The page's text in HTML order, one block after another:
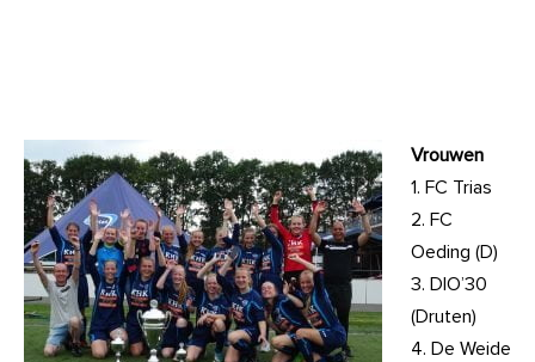
Vrouwen
1. FC Trias
2. FC
Oeding (D)
3. DIO’30
(Druten)
4. De Weide